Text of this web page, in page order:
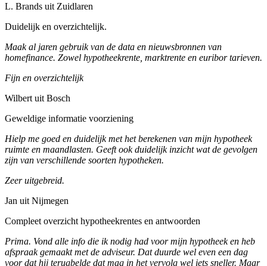
L. Brands uit Zuidlaren
Duidelijk en overzichtelijk.
Maak al jaren gebruik van de data en nieuwsbronnen van
homefinance. Zowel hypotheekrente, marktrente en euribor tarieven.
Fijn en overzichtelijk
Wilbert uit Bosch
Geweldige informatie voorziening
Hielp me goed en duidelijk met het berekenen van mijn hypotheek
ruimte en maandlasten. Geeft ook duidelijk inzicht wat de gevolgen
zijn van verschillende soorten hypotheken.
Zeer uitgebreid.
Jan uit Nijmegen
Compleet overzicht hypotheekrentes en antwoorden
Prima. Vond alle info die ik nodig had voor mijn hypotheek en heb
afspraak gemaakt met de adviseur. Dat duurde wel even een dag
voor dat hij terugbelde dat mag in het vervolg wel iets sneller. Maar